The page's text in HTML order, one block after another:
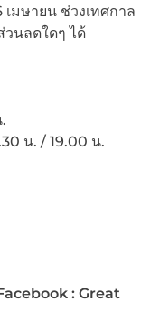
มษายน ช่วงเทศกาล
นลดใดๆ ได้
น. / 19.00 น.
: Great